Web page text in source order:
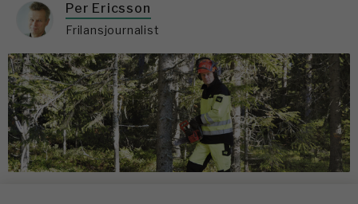
Per Ericsson
Frilansjournalist